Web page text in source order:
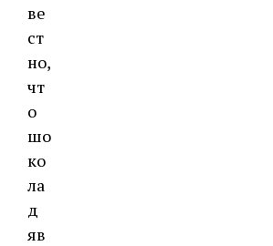
ве
ст
но,
чт
о
шо
ко
ла
д
яв